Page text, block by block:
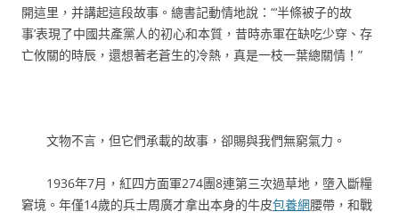
開這里，并講起這段故事。總書記動情地說：“‘半條被子的故
事’表現了中國共產黨人的初心和本質，昔時赤軍在缺吃少穿、存
亡攸關的時辰，還想著老蒼生的冷熱，真是一枝一葉總關情！”
文物不言，但它們承載的故事，卻賜與我們無窮氣力。
1936年7月，紅四方面軍274團8連第三次過草地，墮入斷糧
窘境。年僅14歲的兵士周廣才拿出本身的牛皮包養網腰帶，和戰